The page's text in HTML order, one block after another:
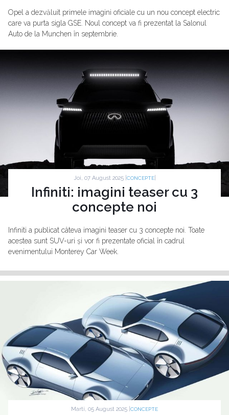
Opel a dezvăluit primele imagini oficiale cu un nou concept electric
care va purta sigla GSE. Noul concept va fi prezentat la Salonul
Auto de la Munchen în septembrie.
Joi, 07 August 2025 | CONCEPTE|
Infiniti: imagini teaser cu 3
concepte noi
Infiniti a publicat câteva imagini teaser cu 3 concepte noi. Toate
acestea sunt SUV-uri și vor fi prezentate oficial în cadrul
evenimentului Monterey Car Week.
Marti, 05 August 2025 | CONCEPTE